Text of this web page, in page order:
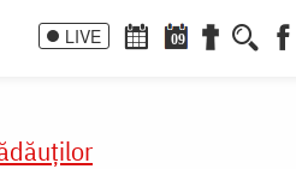
LIVE 09